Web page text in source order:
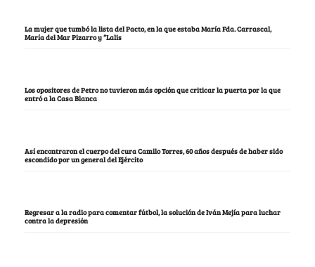
La mujer que tumbó la lista del Pacto, en la que estaba María Fda. Carrascal,
María del Mar Pizarro y “Lalis
Los opositores de Petro no tuvieron más opción que criticar la puerta por la que
entró a la Casa Blanca
Así encontraron el cuerpo del cura Camilo Torres, 60 años después de haber sido
escondido por un general del Ejército
Regresar a la radio para comentar fútbol, la solución de Iván Mejía para luchar
contra la depresión